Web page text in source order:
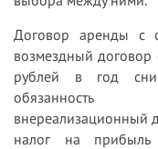
Договор аренды с
возмездный
рублей в год
обязанность
внереализационный
налог на